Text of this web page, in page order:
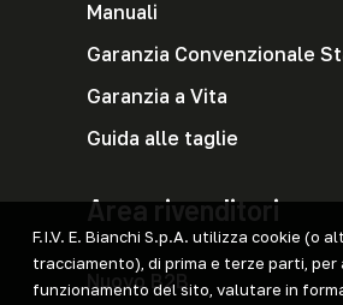
Manuali
Garanzia Convenzionale
Garanzia a Vita
Guida alle taglie
Area rivenditori
Nuovo B2B
F.I.V. E. Bianchi S.p.A. utilizza cookie (o
tracciamento), di prima e terze parti,
funzionamento del sito, valutare in